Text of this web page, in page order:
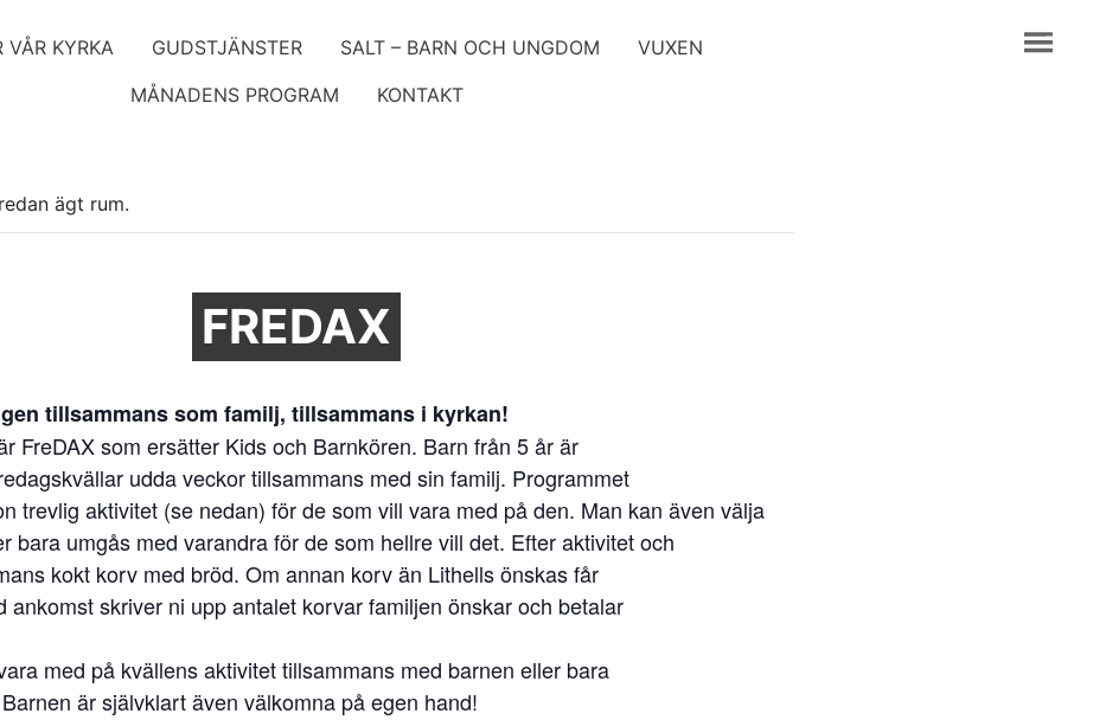
VÅR KYRKA GUDSTJÄNSTER SALT – BARN OCH UNGDOM
VUXEN
MÅNADENS PROGRAM
KONTAKT
ägt rum.
FREDAX
tillsammans som familj, tillsammans i kyrkan!
FreDAX som ersätter Kids och Barnkören. Barn från 5 år är
udda veckor tillsammans med sin familj. Programmet
trevlig aktivitet (se nedan) för de som vill vara med på den. Man kan även välja
bara umgås med varandra för de som hellre vill det. Efter aktivitet och
kokt korv med bröd. Om annan korv än Lithells önskas får
ankomst skriver ni upp antalet korvar familjen önskar och betalar
med på kvällens aktivitet tillsammans med barnen eller bara
är självklart även välkomna på egen hand!